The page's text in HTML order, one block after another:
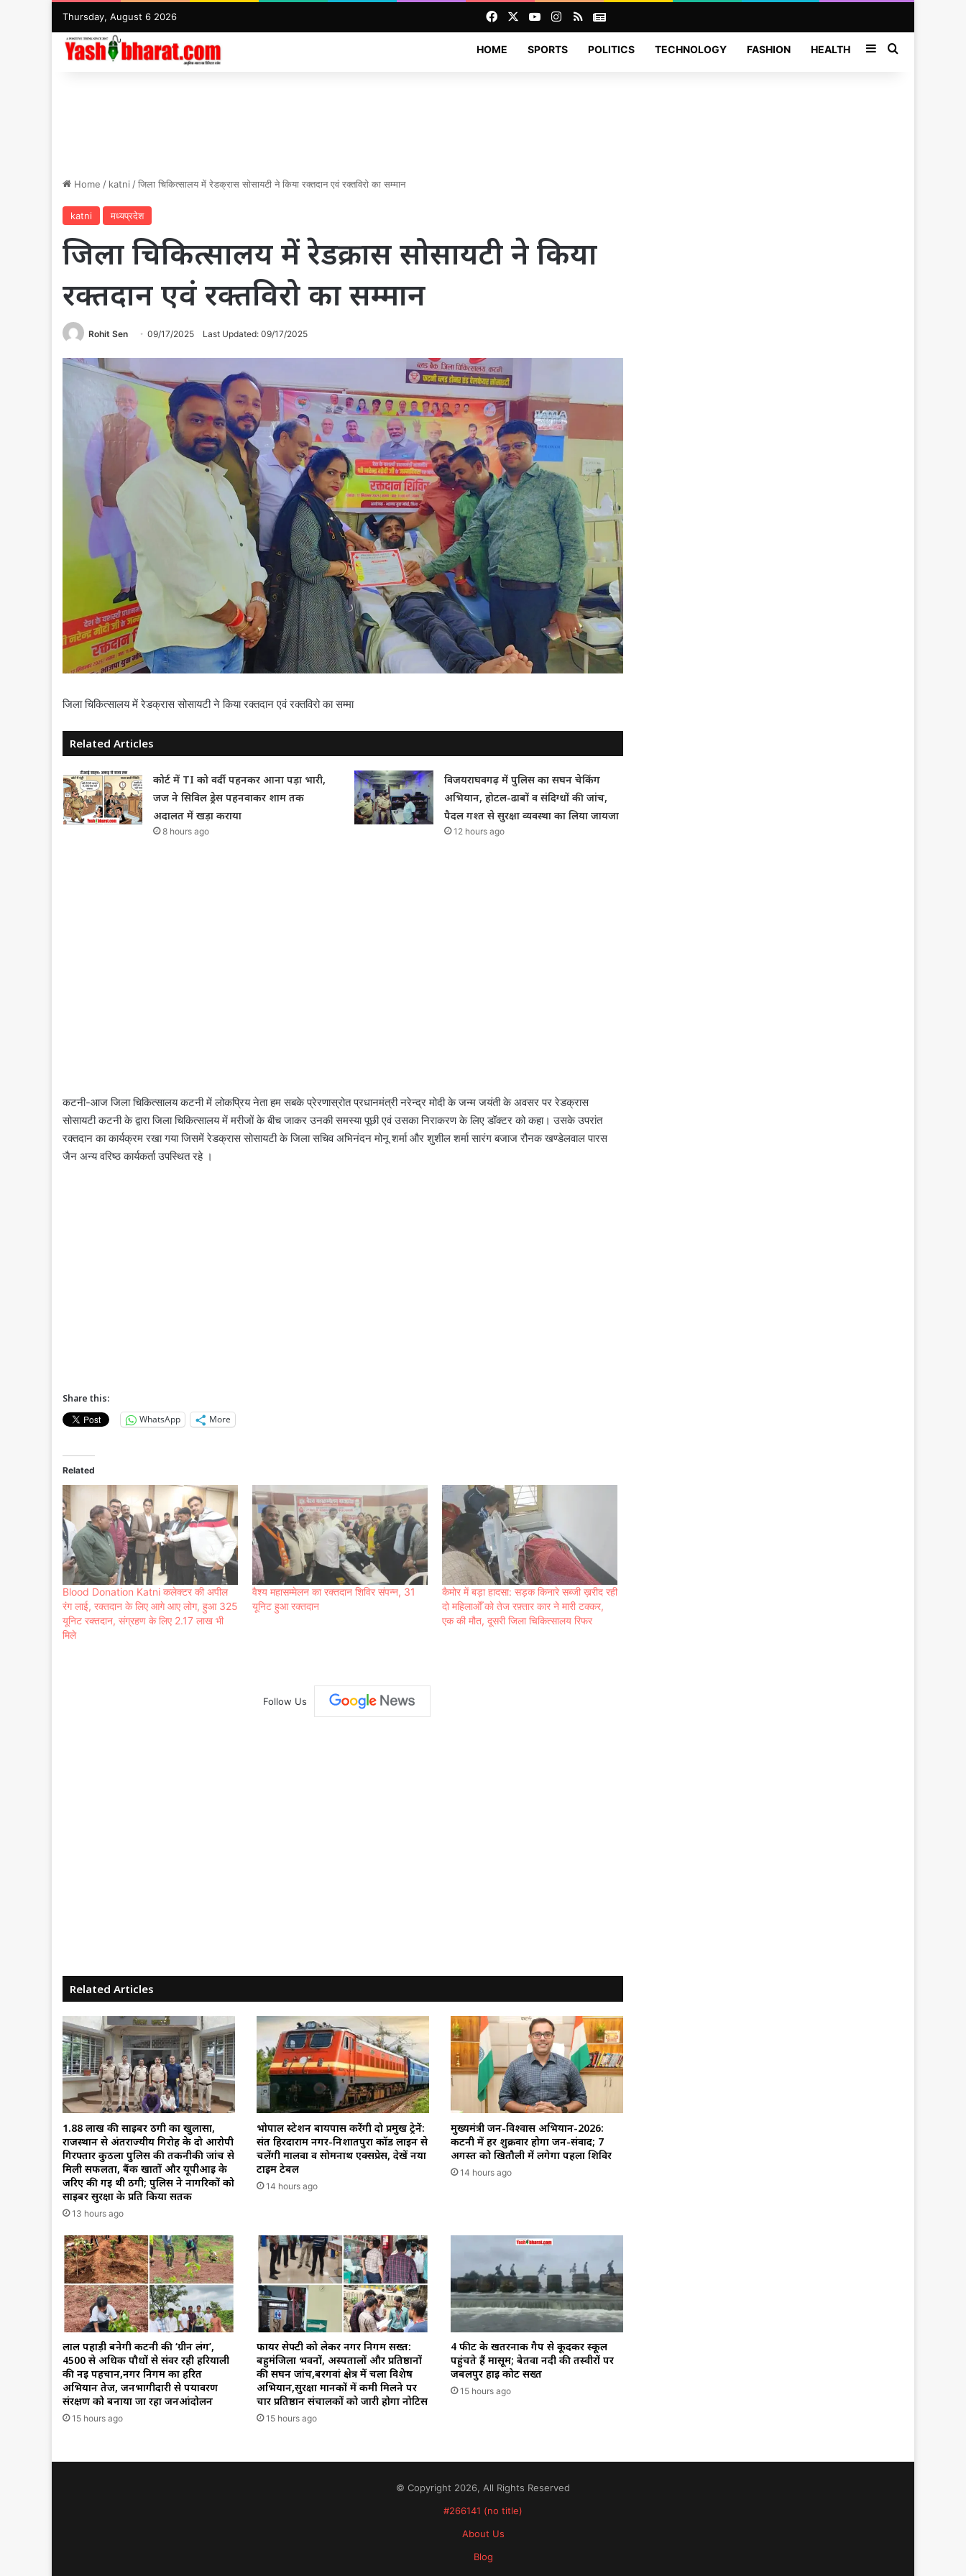
Thursday, August 6 2026 FacebookYouTubeInstagram
RSSNews
HOME SPORTS POLITICS TECHNOLOGY FASHION HEALTH SidebarSearch for
Home / katni /जिला चिकित्सालय में रेडक्रास सोसायटी ने किया रक्तदान एवं रक्तविरो का सम्मान
katni मध्यप्रदेश
जिला चिकित्सालय में रेडक्रास सोसायटी ने किया
रक्तदान एवं रक्तविरो का सम्मान
Rohit Sen 09/17/2025 Last Updated: 09/17/2025
जिला चिकित्सालय में रेडक्रास सोसायटी ने किया रक्तदान एवं रक्तविरो का सम्मा
Related Articles
कोर्ट में TI को वर्दी पहनकर आना पड़ा भारी,
जज ने सिविल ड्रेस पहनवाकर शाम तक
अदालत में खड़ा कराया
8 hours ago
विजयराघवगढ़ में पुलिस का सघन चेकिंग
अभियान, होटल-ढाबों व संदिग्धों की जांच,
पैदल गश्त से सुरक्षा व्यवस्था का लिया जायजा
12 hours ago
कटनी-आज जिला चिकित्सालय कटनी में लोकप्रिय नेता हम सबके प्रेरणास्रोत प्रधानमंत्री नरेन्द्र मोदी के जन्म जयंती के अवसर पर रेडक्रास
सोसायटी कटनी के द्वारा जिला चिकित्सालय में मरीजों के बीच जाकर उनकी समस्या पूछी एवं उसका निराकरण के लिए डॉक्टर को कहा। उसके उपरांत
रक्तदान का कार्यक्रम रखा गया जिसमें रेडक्रास सोसायटी के जिला सचिव अभिनंदन मोनू शर्मा और शुशील शर्मा सारंग बजाज रौनक खण्डेलवाल पारस
जैन अन्य वरिष्ठ कार्यकर्ता उपस्थित रहे ।
Share this:
WhatsApp
More
Related
Blood Donation Katni कलेक्टर की अपील
रंग लाई, रक्तदान के लिए आगे आए लोग, हुआ 325
यूनिट रक्तदान, संग्रहण के लिए 2.17 लाख भी
मिले
वैश्य महासम्मेलन का रक्तदान शिविर संपन्न, 31
यूनिट हुआ रक्तदान
कैमोर में बड़ा हादसा: सड़क किनारे सब्जी ख़रीद रही
दो महिलाओँ को तेज रफ़्तार कार ने मारी टक्कर,
एक की मौत, दूसरी जिला चिकित्सालय रिफर
Follow Us
Related Articles
1.88 लाख की साइबर ठगी का खुलासा,
राजस्थान से अंतर्राज्यीय गिरोह के दो आरोपी
गिरफ्तार कुठला पुलिस की तकनीकी जांच से
मिली सफलता, बैंक खातों और यूपीआई के
जरिए की गई थी ठगी; पुलिस ने नागरिकों को
साइबर सुरक्षा के प्रति किया सतर्क
13 hours ago
भोपाल स्टेशन बायपास करेंगी दो प्रमुख ट्रेनें:
संत हिरदाराम नगर-निशातपुरा कॉर्ड लाइन से
चलेंगी मालवा व सोमनाथ एक्सप्रेस, देखें नया
टाइम टेबल
14 hours ago
मुख्यमंत्री जन-विश्वास अभियान-2026:
कटनी में हर शुक्रवार होगा जन-संवाद; 7
अगस्त को खितौली में लगेगा पहला शिविर
14 hours ago
लाल पहाड़ी बनेगी कटनी की ‘ग्रीन लंग’,
4500 से अधिक पौधों से संवर रही हरियाली
की नई पहचान,नगर निगम का हरित
अभियान तेज, जनभागीदारी से पर्यावरण
संरक्षण को बनाया जा रहा जनआंदोलन
15 hours ago
फायर सेफ्टी को लेकर नगर निगम सख्त:
बहुमंजिला भवनों, अस्पतालों और प्रतिष्ठानों
की सघन जांच,बरगवां क्षेत्र में चला विशेष
अभियान,सुरक्षा मानकों में कमी मिलने पर
चार प्रतिष्ठान संचालकों को जारी होगा नोटिस
15 hours ago
4 फीट के खतरनाक गैप से कूदकर स्कूल
पहुंचते हैं मासूम; बेतवा नदी की तस्वीरों पर
जबलपुर हाई कोर्ट सख्त
15 hours ago
© Copyright 2026, All Rights Reserved
#266141 (no title)
About Us
Blog